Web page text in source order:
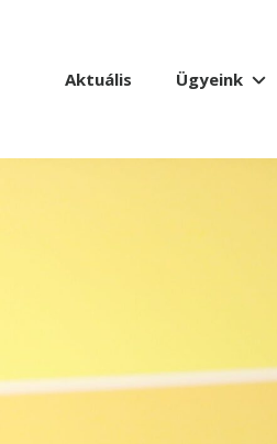
Aktuális Ügyeink